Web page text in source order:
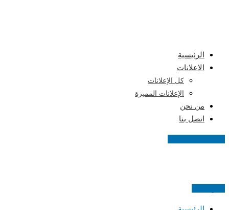
الرئيسية
الاعلانات
كل الإعلانات
الإعلانات المميزة
من نحن
اتصل بنا